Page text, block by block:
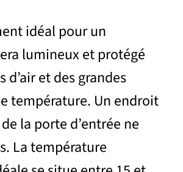
idéal pour un
lumineux et protégé
d’air et des grandes
température. Un endroit
la porte d’entrée ne
La température